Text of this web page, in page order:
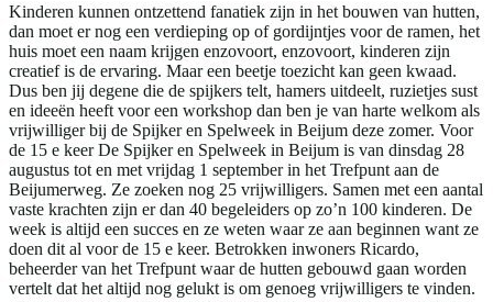
Kinderen kunnen ontzettend fanatiek zijn in het bouwen van hutten,
dan moet er nog een verdieping op of gordijntjes voor de ramen, het
huis moet een naam krijgen enzovoort, enzovoort, kinderen zijn
creatief is de ervaring. Maar een beetje toezicht kan geen kwaad.
Dus ben jij degene die de spijkers telt, hamers uitdeelt, ruzietjes sust
en ideeën heeft voor een workshop dan ben je van harte welkom als
vrijwilliger bij de Spijker en Spelweek in Beijum deze zomer. Voor
de 15 e keer De Spijker en Spelweek in Beijum is van dinsdag 28
augustus tot en met vrijdag 1 september in het Trefpunt aan de
Beijumerweg. Ze zoeken nog 25 vrijwilligers. Samen met een aantal
vaste krachten zijn er dan 40 begeleiders op zo’n 100 kinderen. De
week is altijd een succes en ze weten waar ze aan beginnen want ze
doen dit al voor de 15 e keer. Betrokken inwoners Ricardo,
beheerder van het Trefpunt waar de hutten gebouwd gaan worden
vertelt dat het altijd nog gelukt is om genoeg vrijwilligers te vinden.